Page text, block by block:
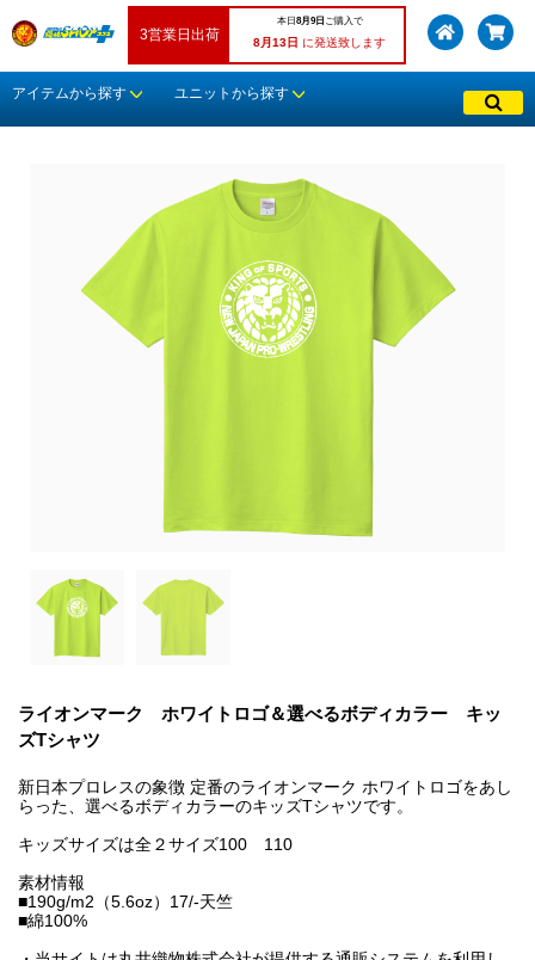
3営業日出荷
本日 8月9日 ご購入で
8月13日 に発送致します
アイテムから探す ユニットから探す
ライオンマーク ホワイトロゴ＆選べるボディカラー キッ
ズTシャツ
新日本プロレスの象徴 定番のライオンマーク ホワイトロゴをあし
らった、選べるボディカラーのキッズTシャツです。
キッズサイズは全２サイズ100 110
素材情報
■190g/m2（5.6oz）17/-天竺
■綿100%